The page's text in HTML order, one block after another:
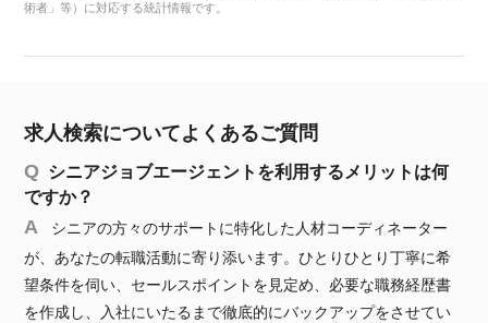
術者」等）に対応する統計情報です。
求人検索についてよくあるご質問
シニアジョブエージェントを利用するメリットは何
ですか？
シニアの方々のサポートに特化した人材コーディネーター
が、あなたの転職活動に寄り添います。ひとりひとり丁寧に希
望条件を伺い、セールスポイントを見定め、必要な職務経歴書
を作成し、入社にいたるまで徹底的にバックアップをさせてい